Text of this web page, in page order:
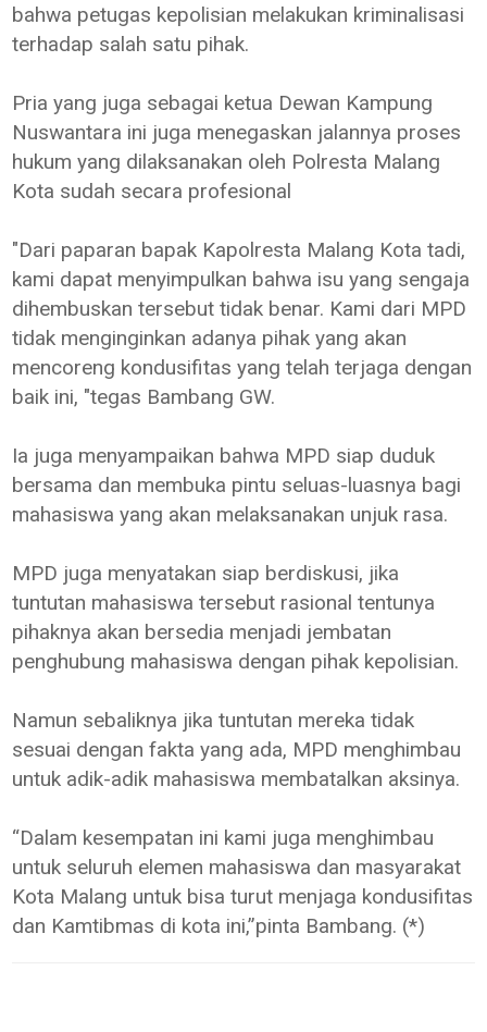
bahwa petugas kepolisian melakukan kriminalisasi
terhadap salah satu pihak.
Pria yang juga sebagai ketua Dewan Kampung
Nuswantara ini juga menegaskan jalannya proses
hukum yang dilaksanakan oleh Polresta Malang
Kota sudah secara profesional
"Dari paparan bapak Kapolresta Malang Kota tadi,
kami dapat menyimpulkan bahwa isu yang sengaja
dihembuskan tersebut tidak benar. Kami dari MPD
tidak menginginkan adanya pihak yang akan
mencoreng kondusifitas yang telah terjaga dengan
baik ini, "tegas Bambang GW.
Ia juga menyampaikan bahwa MPD siap duduk
bersama dan membuka pintu seluas-luasnya bagi
mahasiswa yang akan melaksanakan unjuk rasa.
MPD juga menyatakan siap berdiskusi, jika
tuntutan mahasiswa tersebut rasional tentunya
pihaknya akan bersedia menjadi jembatan
penghubung mahasiswa dengan pihak kepolisian.
Namun sebaliknya jika tuntutan mereka tidak
sesuai dengan fakta yang ada, MPD menghimbau
untuk adik-adik mahasiswa membatalkan aksinya.
“Dalam kesempatan ini kami juga menghimbau
untuk seluruh elemen mahasiswa dan masyarakat
Kota Malang untuk bisa turut menjaga kondusifitas
dan Kamtibmas di kota ini,”pinta Bambang. (*)